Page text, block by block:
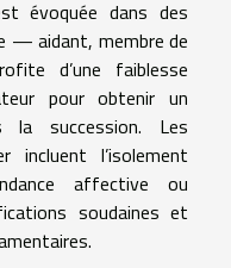
évoquée dans des
— aidant, membre de
d’une faiblesse
pour obtenir un
la succession. Les
incluent l’isolement
affective ou
soudaines et